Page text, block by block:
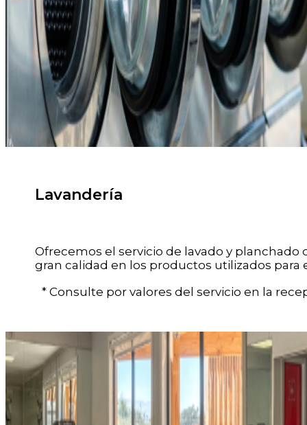
Lavandería
Ofrecemos el servicio de lavado y
gran calidad en los productos utilizados para
* Consulte por valores del servicio en la